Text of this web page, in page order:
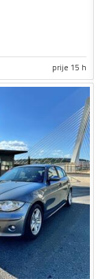
prije 15 h